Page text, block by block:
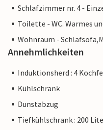
Schlafzimmer nr. 4 -
Toilette - WC. Warmes
Wohnraum -
Annehmlichkeiten
Induktionsherd : 4
Kühlschrank
Dunstabzug
Tiefkühlschrank : 200